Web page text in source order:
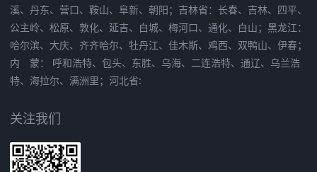
溪、丹东、营口、鞍山、阜新、朝阳；吉林省：长春、吉林、四平、
公主岭、松原、敦化、延吉、白城、梅河口、通化、白山；黑龙江：
哈尔滨、大庆、齐齐哈尔、牡丹江、佳木斯、鸡西、双鸭山、伊春；
内 蒙： 呼和浩特、包头、东胜、乌海、二连浩特、通辽、乌兰浩
特、海拉尔、满洲里；河北省:
关注我们